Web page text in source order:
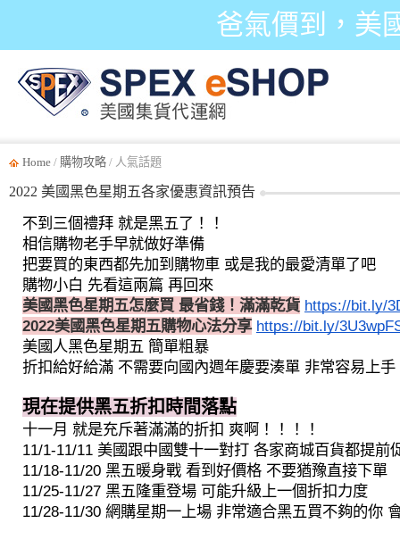
爸氣價到，美
Home / 購物攻略 / 人氣話題
2022 美國黑色星期五各家優惠資訊預告
不到三個禮拜 就是黑五了！！
相信購物老手早就做好準備
把要買的東西都先加到購物車 或是我的最愛清單了吧
購物小白 先看這兩篇 再回來
美國黑色星期五怎麼買 最省錢！滿滿乾貨 https://bit.ly/
2022美國黑色星期五購物心法分享 https://bit.ly/
美國人黑色星期五 簡單粗暴
折扣給好給滿 不需要向國內週年慶要湊單 非常容易上手
現在提供黑五折扣時間落點
十一月 就是充斥著滿滿的折扣 爽啊！！！！
11/1-11/11 美國跟中國雙十一對打 各家商城百貨都提前
11/18-11/20 黑五暖身戰 看到好價格 不要猶豫直接下單
11/25-11/27 黑五隆重登場 可能升級上一個折扣力度
11/28-11/30 網購星期一上場 非常適合黑五買不夠的你